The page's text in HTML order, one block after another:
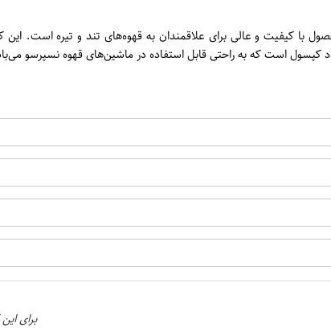
10 عددی دارکان، یک محصول با کیفیت و عالی برای علاقمندان به قهوه‌های
برای